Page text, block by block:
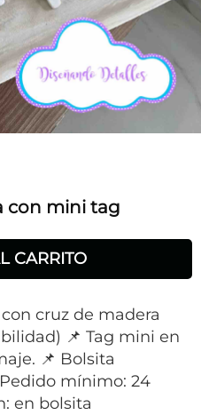
con mini tag
CARRITO
cruz de madera
📌 Tag mini en
📌 Bolsita
mínimo: 24
en bolsita